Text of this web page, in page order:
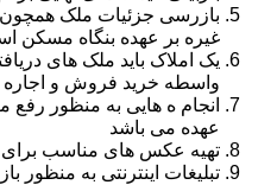
بازرسی جزئیات ملک همچون
غیره بر عهده بنگاه مسکن
یک املاک باید ملک های
واسطه خرید فروش و اجاره
انجام ه هایی به منظور رفع
عهده می باشد
تهیه عکس های مناسب
تبلیغات اینترنتی به منظور